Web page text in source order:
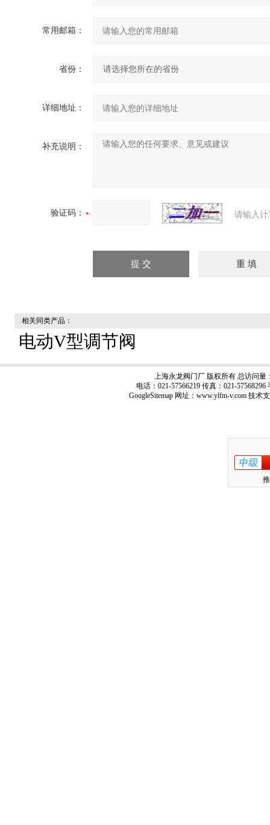
常用邮箱：
省份：
详细地址：
补充说明：
验证码： 请输入
相关同类产品：
电动V型调节阀
上海永龙阀门厂 版权所有 总访问量
电话：021-57566219 传真：021-
GoogleSitemap网址：www.ylfm-v.com 技术